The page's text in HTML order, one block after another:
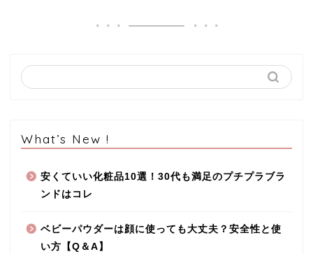
What’s New !
安くていい化粧品10選！30代も満足のプチプラブラ
ンドはコレ
ベビーパウダーは顔に使っても大丈夫？安全性と使
い方【Q＆A】